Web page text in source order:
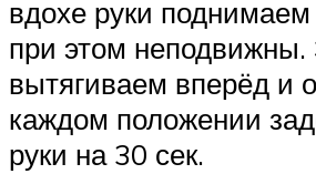
вдохе руки
при этом неподвижны.
вытягиваем вперёд и
каждом положении
руки на 30 сек.